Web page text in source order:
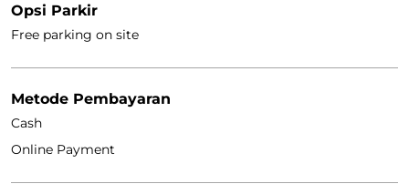
Opsi Parkir
Free parking on site
Metode Pembayaran
Cash
Online Payment